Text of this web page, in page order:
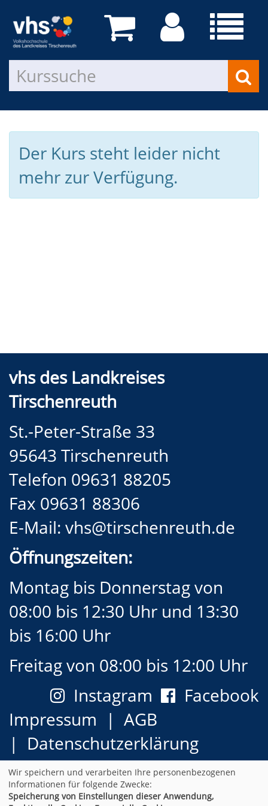
Der Kurs steht leider nicht
mehr zur Verfügung.
vhs des Landkreises
Tirschenreuth
St.-Peter-Straße 33
95643 Tirschenreuth
Telefon 09631 88205
Fax 09631 88306
E-Mail: vhs@tirschenreuth.de
Öffnungszeiten:
Montag bis Donnerstag von
08:00 bis 12:30 Uhr und 13:30
bis 16:00 Uhr
Freitag von 08:00 bis 12:00 Uhr
Facebook
Instagram
Impressum
AGB
Datenschutzerklärung
Widerrufsformular
Newsletter
Sitemap
Wir speichern und verarbeiten Ihre personenbezogenen
Informationen für folgende Zwecke:
Speicherung von Einstellungen dieser Anwendung,